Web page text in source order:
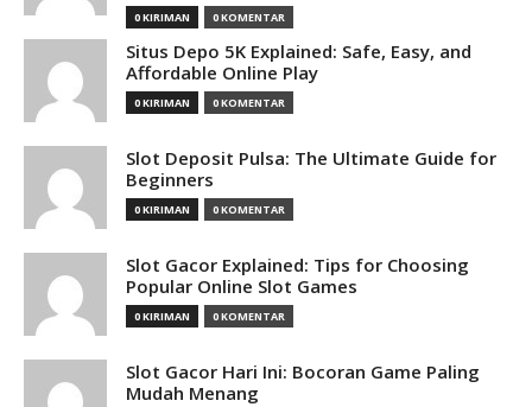
0 KIRIMAN 0 KOMENTAR
Situs Depo 5K Explained: Safe, Easy, and
Affordable Online Play
0 KIRIMAN 0 KOMENTAR
Slot Deposit Pulsa: The Ultimate Guide for
Beginners
0 KIRIMAN 0 KOMENTAR
Slot Gacor Explained: Tips for Choosing
Popular Online Slot Games
0 KIRIMAN 0 KOMENTAR
Slot Gacor Hari Ini: Bocoran Game Paling
Mudah Menang